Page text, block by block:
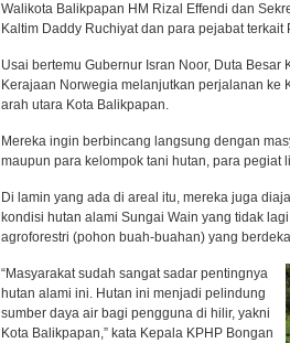
Walikota Balikpapan HM Rizal Effendi dan
Kaltim Daddy Ruchiyat dan para pejabat terkait
Usai bertemu Gubernur Isran Noor, Duta
Kerajaan Norwegia melanjutkan perjalanan ke
arah utara Kota Balikpapan.
Mereka ingin berbincang langsung dengan
maupun para kelompok tani hutan, para
Di lamin yang ada di areal itu, mereka juga
kondisi hutan alami Sungai Wain yang tidak
agroforestri (pohon buah-buahan) yang
“Masyarakat sudah sangat sadar pentingnya
hutan alami ini. Hutan ini menjadi pelindung
sumber daya air bagi pengguna di hilir, yakni
Kota Balikpapan,” kata Kepala KPHP Bongan